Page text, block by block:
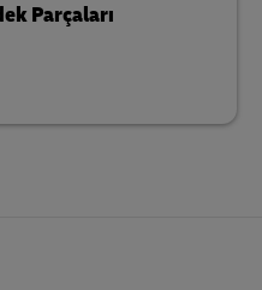
Parçaları